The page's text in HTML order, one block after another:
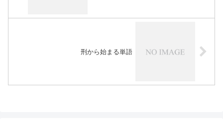
刑から始まる単語